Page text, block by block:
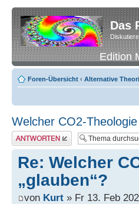
Das
Edition
Foren-Übersicht ‹ Alternative
Welcher CO2-
Antwort erstellen
Re: Welcher
„glauben“?
von Kurt » Fr 13. Feb